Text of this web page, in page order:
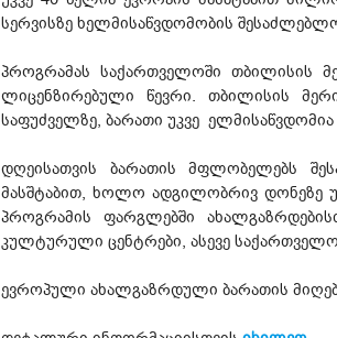
სერვისზე ხელმისაწვდომობის
პროგრამას საქართველოში თბილისის
ლიცენზირებული წევრი. თბილისის
საფუძველზე, ბარათი უკვე
დღეისათვის ბარათის მფლობელებს
მასშტაბით, ხოლო ადგილობრივ დონეზე
პროგრამის ფარგლებში
კულტურული ცენტრები, ასევე
ევროპული ახალგაზრდული ბარათის